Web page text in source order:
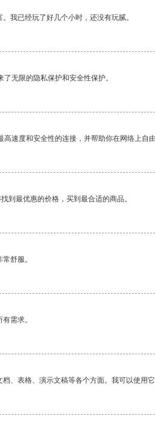
我已经玩了好几个小时，还没有玩腻。
无限的隐私保护和安全性保护。
速度和安全性的连接，并帮助你在网络上自由
到最优惠的价格，买到最合适的商品。
舒服。
需求。
、表格、演示文稿等各个方面。我可以使用